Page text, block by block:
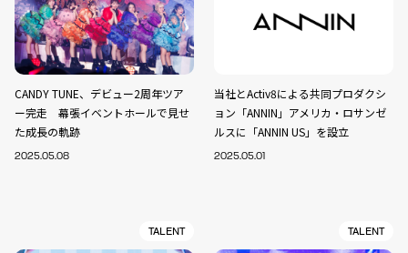
CANDY TUNE、デビュー2周年ツア
ー完走 幕張イベントホールで見せ
た成長の軌跡
2025.05.08
当社とActiv8による共同プロダクシ
ョン「ANNIN」アメリカ・ロサンゼ
ルスに「ANNIN US」を設立
2025.05.01
TALENT TALENT